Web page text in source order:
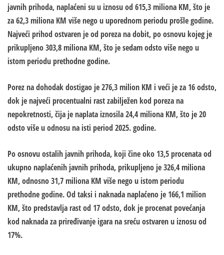
javnih prihoda, naplaćeni su u iznosu od 615,3 miliona KM, što je
za 62,3 miliona KM više nego u uporednom periodu prošle godine.
Najveći prihod ostvaren je od poreza na dobit, po osnovu kojeg je
prikupljeno 303,8 miliona KM, što je sedam odsto više nego u
istom periodu prethodne godine.
Porez na dohodak dostigao je 276,3 milion KM i veći je za 16 odsto,
dok je najveći procentualni rast zabilježen kod poreza na
nepokretnosti, čija je naplata iznosila 24,4 miliona KM, što je 20
odsto više u odnosu na isti period 2025. godine.
Po osnovu ostalih javnih prihoda, koji čine oko 13,5 procenata od
ukupno naplaćenih javnih prihoda, prikupljeno je 326,4 miliona
KM, odnosno 31,7 miliona KM više nego u istom periodu
prethodne godine. Od taksi i naknada naplaćeno je 166,1 milion
KM, što predstavlja rast od 17 odsto, dok je procenat povećanja
kod naknada za priređivanje igara na sreću ostvaren u iznosu od
17%.